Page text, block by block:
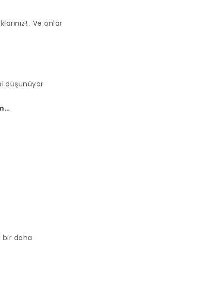
Ve onlar
düşünüyor
bir daha